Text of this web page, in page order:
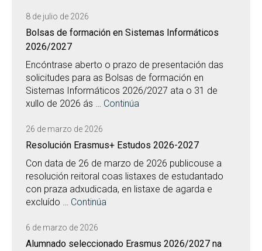
8 de julio de 2026
Bolsas de formación en Sistemas Informáticos
2026/2027
Encóntrase aberto o prazo de presentación das
solicitudes para as Bolsas de formación en
Sistemas Informáticos 2026/2027 ata o 31 de
xullo de 2026 ás … Continúa
26 de marzo de 2026
Resolución Erasmus+ Estudos 2026-2027
Con data de 26 de marzo de 2026 publicouse a
resolución reitoral coas listaxes de estudantado
con praza adxudicada, en listaxe de agarda e
excluído … Continúa
6 de marzo de 2026
Alumnado seleccionado Erasmus 2026/2027 na